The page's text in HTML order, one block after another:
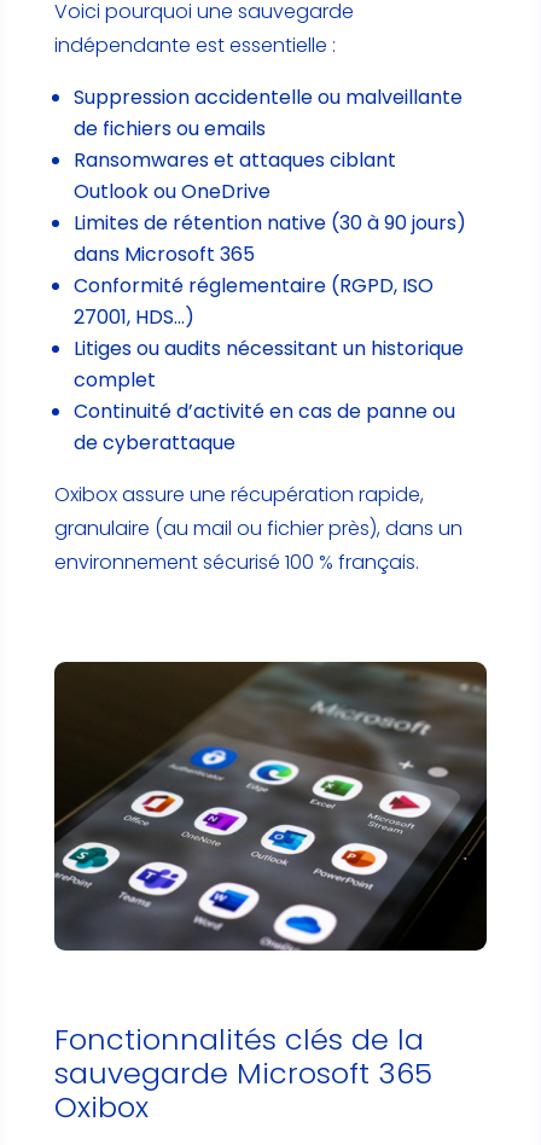
Voici pourquoi une sauvegarde
indépendante est essentielle :
Suppression accidentelle ou malveillante
de fichiers ou emails
Ransomwares et attaques ciblant
Outlook ou OneDrive
Limites de rétention native (30 à 90 jours)
dans Microsoft 365
Conformité réglementaire (RGPD, ISO
27001, HDS…)
Litiges ou audits nécessitant un historique
complet
Continuité d’activité en cas de panne ou
de cyberattaque
Oxibox assure une récupération rapide,
granulaire (au mail ou fichier près), dans un
environnement sécurisé 100 % français.
Fonctionnalités clés de la
sauvegarde Microsoft 365
Oxibox